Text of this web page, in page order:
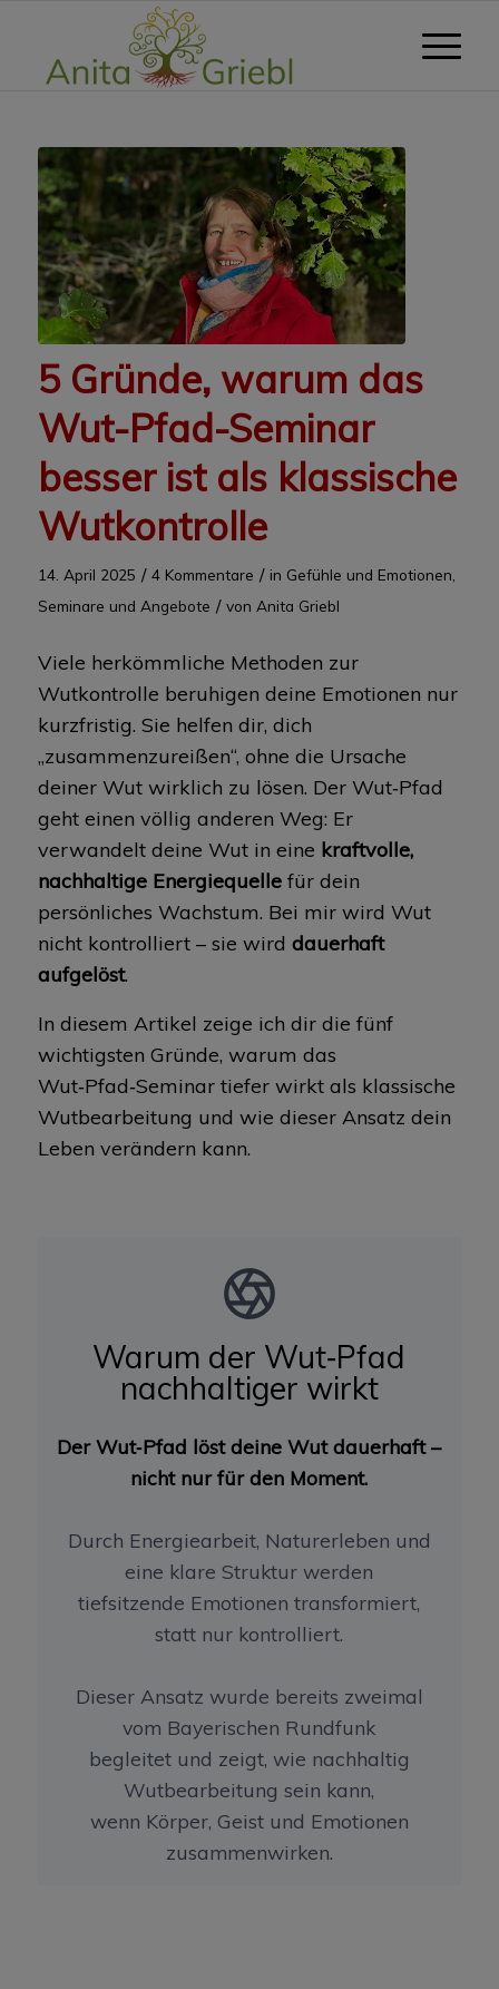
5 Gründe, warum das
Wut-Pfad-Seminar
besser ist als klassische
Wutkontrolle
14. April 2025 / 4 Kommentare / in Gefühle und Emotionen
Seminare und Angebote / von Anita Griebl
Viele herkömmliche Methoden zur
Wutkontrolle beruhigen deine Emotionen nur
kurzfristig. Sie helfen dir, dich
„zusammenzureißen“, ohne die Ursache
deiner Wut wirklich zu lösen. Der Wut‑Pfad
geht einen völlig anderen Weg: Er
verwandelt deine Wut in eine kraftvolle,
nachhaltige Energiequellefür dein
persönliches Wachstum. Bei mir wird Wut
nicht kontrolliert – sie wird dauerhaft
aufgelöst.
In diesem Artikel zeige ich dir die fünf
wichtigsten Gründe, warum das
Wut‑Pfad‑Seminar tiefer wirkt als klassische
Wutbearbeitung und wie dieser Ansatz dein
Leben verändern kann.
Warum der Wut‑Pfad
nachhaltiger wirkt
Der Wut‑Pfad löst deine Wut dauerhaft –
nicht nur für den Moment.
Durch Energiearbeit, Naturerleben und
eine klare Struktur werden
tiefsitzende Emotionen transformiert,
statt nur kontrolliert.
Dieser Ansatz wurde bereits zweimal
vom Bayerischen Rundfunk
begleitet und zeigt, wie nachhaltig
Wutbearbeitung sein kann,
wenn Körper, Geist und Emotionen
zusammenwirken.